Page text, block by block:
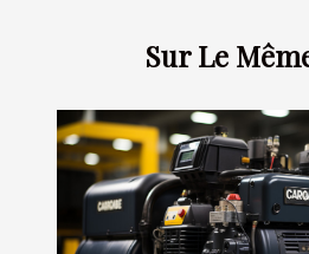
Sur Le